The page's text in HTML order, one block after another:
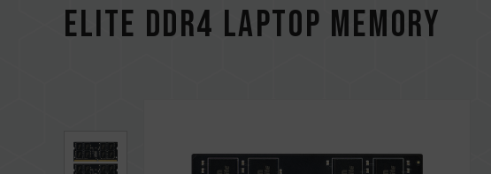
ELITE DDR4 LAPTOP MEMORY